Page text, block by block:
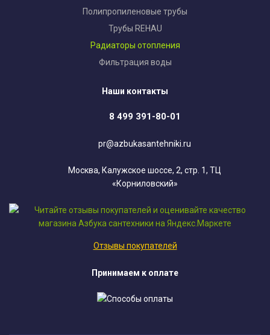
Полипропиленовые трубы
Трубы REHAU
Радиаторы отопления
Фильтрация воды
Наши контакты
8 499 391-80-01
pr@azbukasantehniki.ru
Москва, Калужское шоссе, 2, стр. 1, ТЦ
«Корниловский»
Отзывы покупателей
Принимаем к оплате